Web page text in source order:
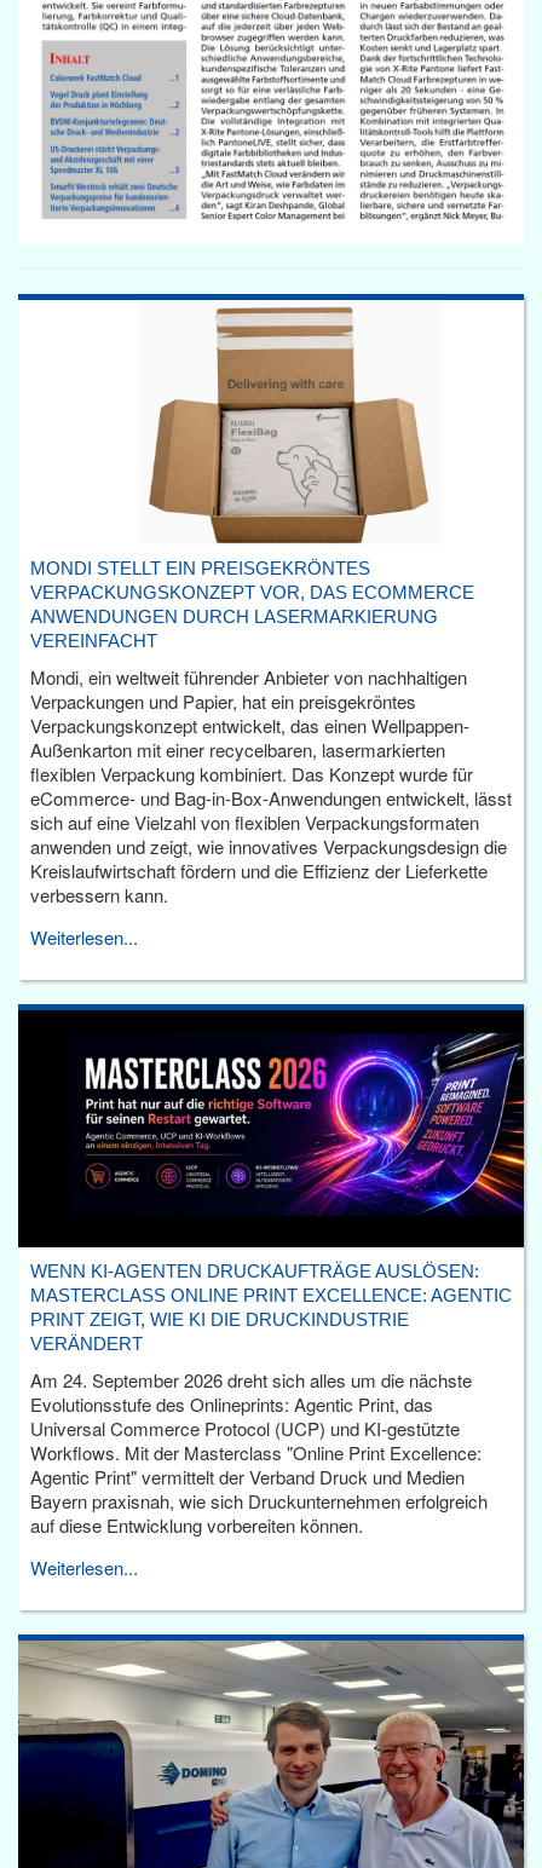
MONDI STELLT EIN PREISGEKRÖNTES
VERPACKUNGSKONZEPT VOR, DAS ECOMMERCE
ANWENDUNGEN DURCH LASERMARKIERUNG
VEREINFACHT
Mondi, ein weltweit führender Anbieter von nachhaltigen
Verpackungen und Papier, hat ein preisgekröntes
Verpackungskonzept entwickelt, das einen Wellpappen-
Außenkarton mit einer recycelbaren, lasermarkierten
flexiblen Verpackung kombiniert. Das Konzept wurde für
eCommerce- und Bag-in-Box-Anwendungen entwickelt, lässt
sich auf eine Vielzahl von flexiblen Verpackungsformaten
anwenden und zeigt, wie innovatives Verpackungsdesign die
Kreislaufwirtschaft fördern und die Effizienz der Lieferkette
verbessern kann.
Weiterlesen...
WENN KI-AGENTEN DRUCKAUFTRÄGE AUSLÖSEN:
MASTERCLASS ONLINE PRINT EXCELLENCE: AGENTIC
PRINT ZEIGT, WIE KI DIE DRUCKINDUSTRIE
VERÄNDERT
Am 24. September 2026 dreht sich alles um die nächste
Evolutionsstufe des Onlineprints: Agentic Print, das
Universal Commerce Protocol (UCP) und KI-gestützte
Workflows. Mit der Masterclass "Online Print Excellence:
Agentic Print" vermittelt der Verband Druck und Medien
Bayern praxisnah, wie sich Druckunternehmen erfolgreich
auf diese Entwicklung vorbereiten können.
Weiterlesen...